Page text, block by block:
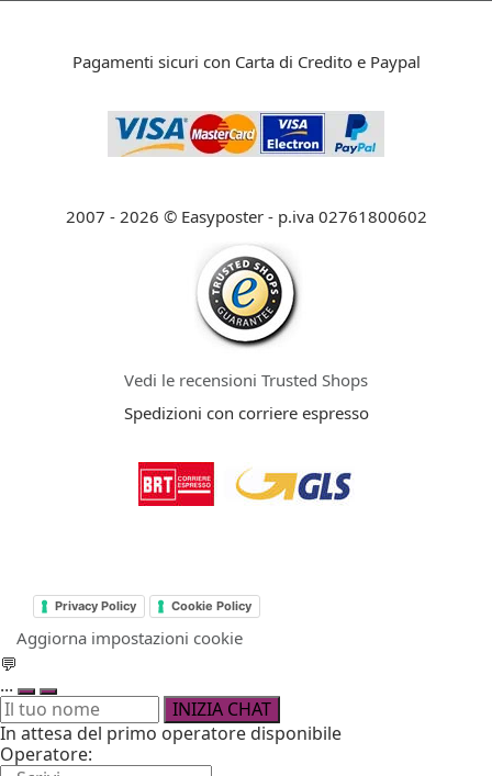
Pagamenti sicuri con Carta di Credito e Paypal
2007 - 2026 © Easyposter - p.iva 02761800602
Vedi le recensioni Trusted Shops
Spedizioni con corriere espresso
Privacy Policy Cookie Policy
Aggiorna impostazioni cookie
💬
...
INIZIA CHAT
In attesa del primo operatore disponibile
Operatore: